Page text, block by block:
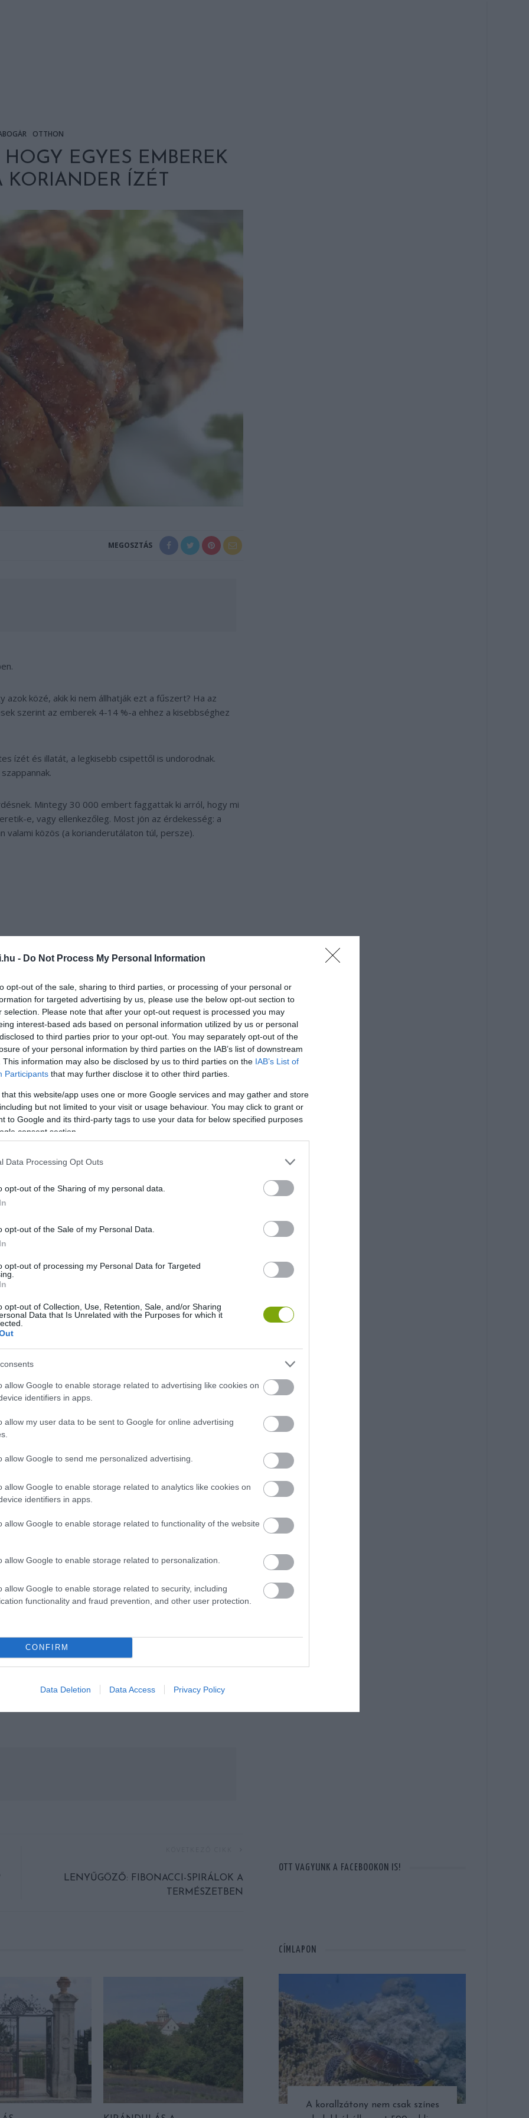
- Do Not Process My Personal Information
opt-out of the sale, sharing to third parties, or processing of your personal or
for targeted advertising by us, please use the below opt-out section to
selection. Please note that after your opt-out request is processed you may
interest-based ads based on personal information utilized by us or personal
to third parties prior to your opt-out. You may separately opt-out of the
of your personal information by third parties on the IAB’s list of downstream
This information may also be disclosed by us to third parties on the IAB’s List of
Participants that may further disclose it to other third parties.
that this website/app uses one or more Google services and may gather and store
but not limited to your visit or usage behaviour. You may click to grant or
to Google and its third-party tags to use your data for below specified purposes
consent section.
Data Processing Opt Outs
opt-out of the Sharing of my personal data.
opt-out of the Sale of my Personal Data.
opt-out of processing my Personal Data for Targeted
opt-out of Collection, Use, Retention, Sale, and/or Sharing
Data that Is Unrelated with the Purposes for which it
allow Google to enable storage related to advertising like cookies on
identifiers in apps.
allow my user data to be sent to Google for online advertising
allow Google to send me personalized advertising.
allow Google to enable storage related to analytics like cookies on
identifiers in apps.
allow Google to enable storage related to functionality of the website
allow Google to enable storage related to personalization.
allow Google to enable storage related to security, including
functionality and fraud prevention, and other user protection.
CONFIRM
Data Deletion Data Access Privacy Policy
OTTHON
EGYES EMBEREK
KORIANDER ÍZÉT
MEGOSZTÁS
közé, akik ki nem állhatják ezt a fűszert? Ha az
szerint az emberek 4-14 %-a ehhez a kisebbséghez
ízét és illatát, a legkisebb csipettől is undorodnak.
Mintegy 30 000 embert faggattak ki arról, hogy mi
e, vagy ellenkezőleg. Most jön az érdekesség: a
valami közös (a korianderutálaton túl, persze).
azt állították, hogy szappan- vagy tusfürdőíze van a
kódoló génekkel, és a szappan illatát is kitűnően
az aldehidek illatát érző receptort kódolja.
de nem viszolyogtak a koriandertől, és fordítva: nem volt
A kutatók ezek alapján azt feltételezik, hogy
utálatban.
LENYŰGÖZŐ: FIBONACCI-SPIRÁLOK A
TERMÉSZETBEN
OTT VAGYUNK A FACEBOOKON IS!
CÍMLAPON
A korallzátony nem csak színes